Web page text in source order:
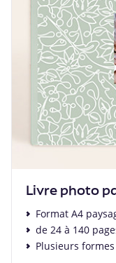
Livre photo
Format A4
de 24 à 140
Plusieurs